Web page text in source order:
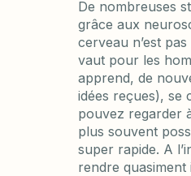
De nombreuses
grâce aux
cerveau n’est
vaut pour les
apprend, de
idées reçues), se
pouvez regarder
plus souvent
super rapide. A
rendre quasiment